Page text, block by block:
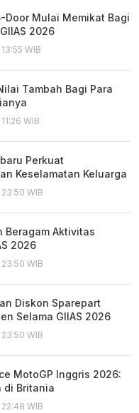
Door Mulai Memikat Bagi
2026
WIB
Tambah Bagi Para
WIB
Perkuat
Keselamatan Keluarga
WIB
Beragam Aktivitas
2026
WIB
Diskon Sparepart
Selama GIIAS 2026
WIB
MotoGP Inggris 2026:
di Britania
WIB